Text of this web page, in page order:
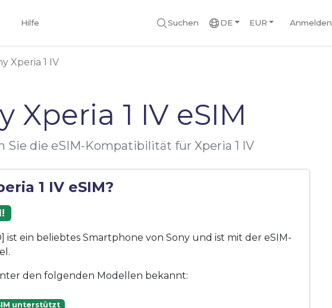
Hilfe Suchen DE EUR Anmelden
Xperia 1 IV
Xperia 1 IV eSIM
Sie die eSIM-Kompatibilität für Xperia 1 IV
1 IV eSIM?
ist ein beliebtes Smartphone von Sony und ist mit der eSIM-
den folgenden Modellen bekannt:
unterstützt